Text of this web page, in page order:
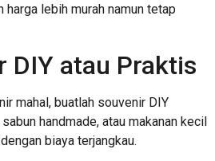
harga lebih murah namun tetap
DIY atau Praktis
mahal, buatlah souvenir DIY
handmade, atau makanan kecil
biaya terjangkau.